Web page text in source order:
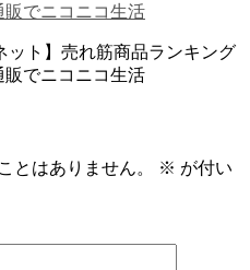
販でニコニコ生活
ット】売れ筋商品ランキング
販でニコニコ生活
とはありません。 ※ が付い